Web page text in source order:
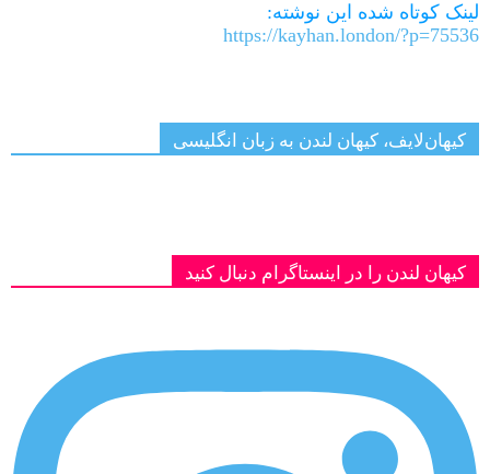
لینک کوتاه شده این نوشته:
https://kayhan.london/?p=75536
کیهان‌لایف، کیهان لندن به زبان انگلیسی
کیهان لندن را در اینستاگرام دنبال کنید